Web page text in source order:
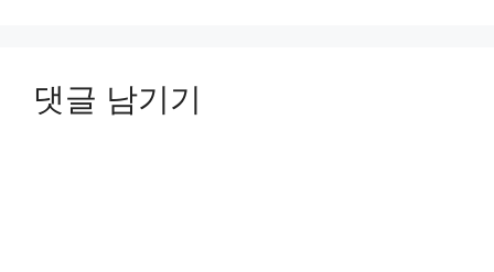
댓글 남기기